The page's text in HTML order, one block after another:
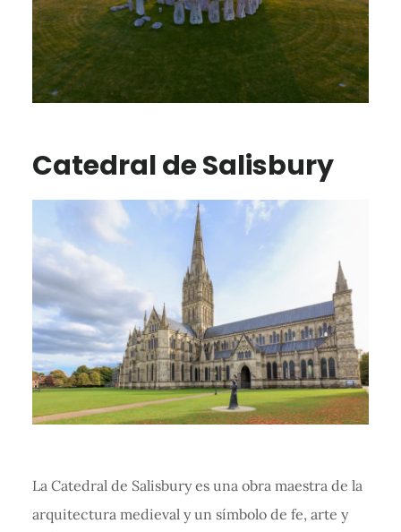
Catedral de Salisbury
La Catedral de Salisbury es una obra maestra de la
arquitectura medieval y un símbolo de fe, arte y